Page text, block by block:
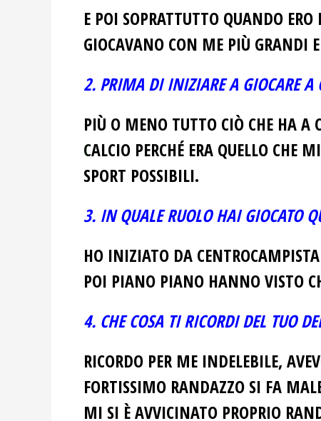
E POI SOPRATTUTTO QUANDO
GIOCAVANO CON ME PIÙ GRANDI
2. PRIMA DI INIZIARE A GIOCARE A
PIÙ O MENO TUTTO CIÒ CHE HA A
CALCIO PERCHÉ ERA QUELLO CHE
SPORT POSSIBILI.
3. IN QUALE RUOLO HAI GIOCATO
HO INIZIATO DA
POI PIANO PIANO HANNO VISTO
4. CHE COSA TI RICORDI DEL TUO
RICORDO PER ME INDELEBILE,
FORTISSIMO RANDAZZO SI FA
MI SI È AVVICINATO PROPRIO